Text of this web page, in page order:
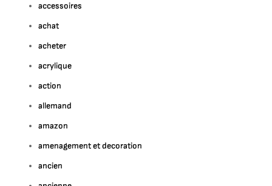
accessoires
achat
acheter
acrylique
action
allemand
amazon
amenagement et decoration
ancien